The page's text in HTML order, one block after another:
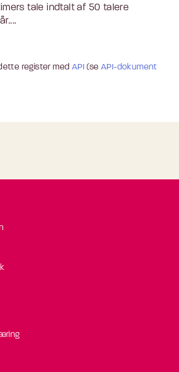
tale indtalt af 50 talere
register med API (seAPI-dokument